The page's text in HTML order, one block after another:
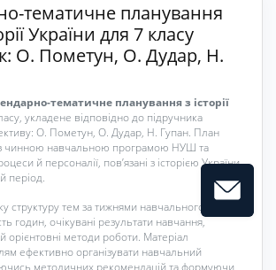
тематичне планування
України для 7 класу
О. Пометун, О. Дудар, Н.
тематичне планування з історії
укладене відповідно до підручника
О. Пометун, О. Дудар, Н. Гупан. План
з чинною навчальною програмою НУШ та
й персоналії, пов’язані з історією України
період.
структуру тем за тижнями навчального року,
годин, очікувані результати навчання,
орієнтовні методи роботи. Матеріал
ефективно організувати навчальний